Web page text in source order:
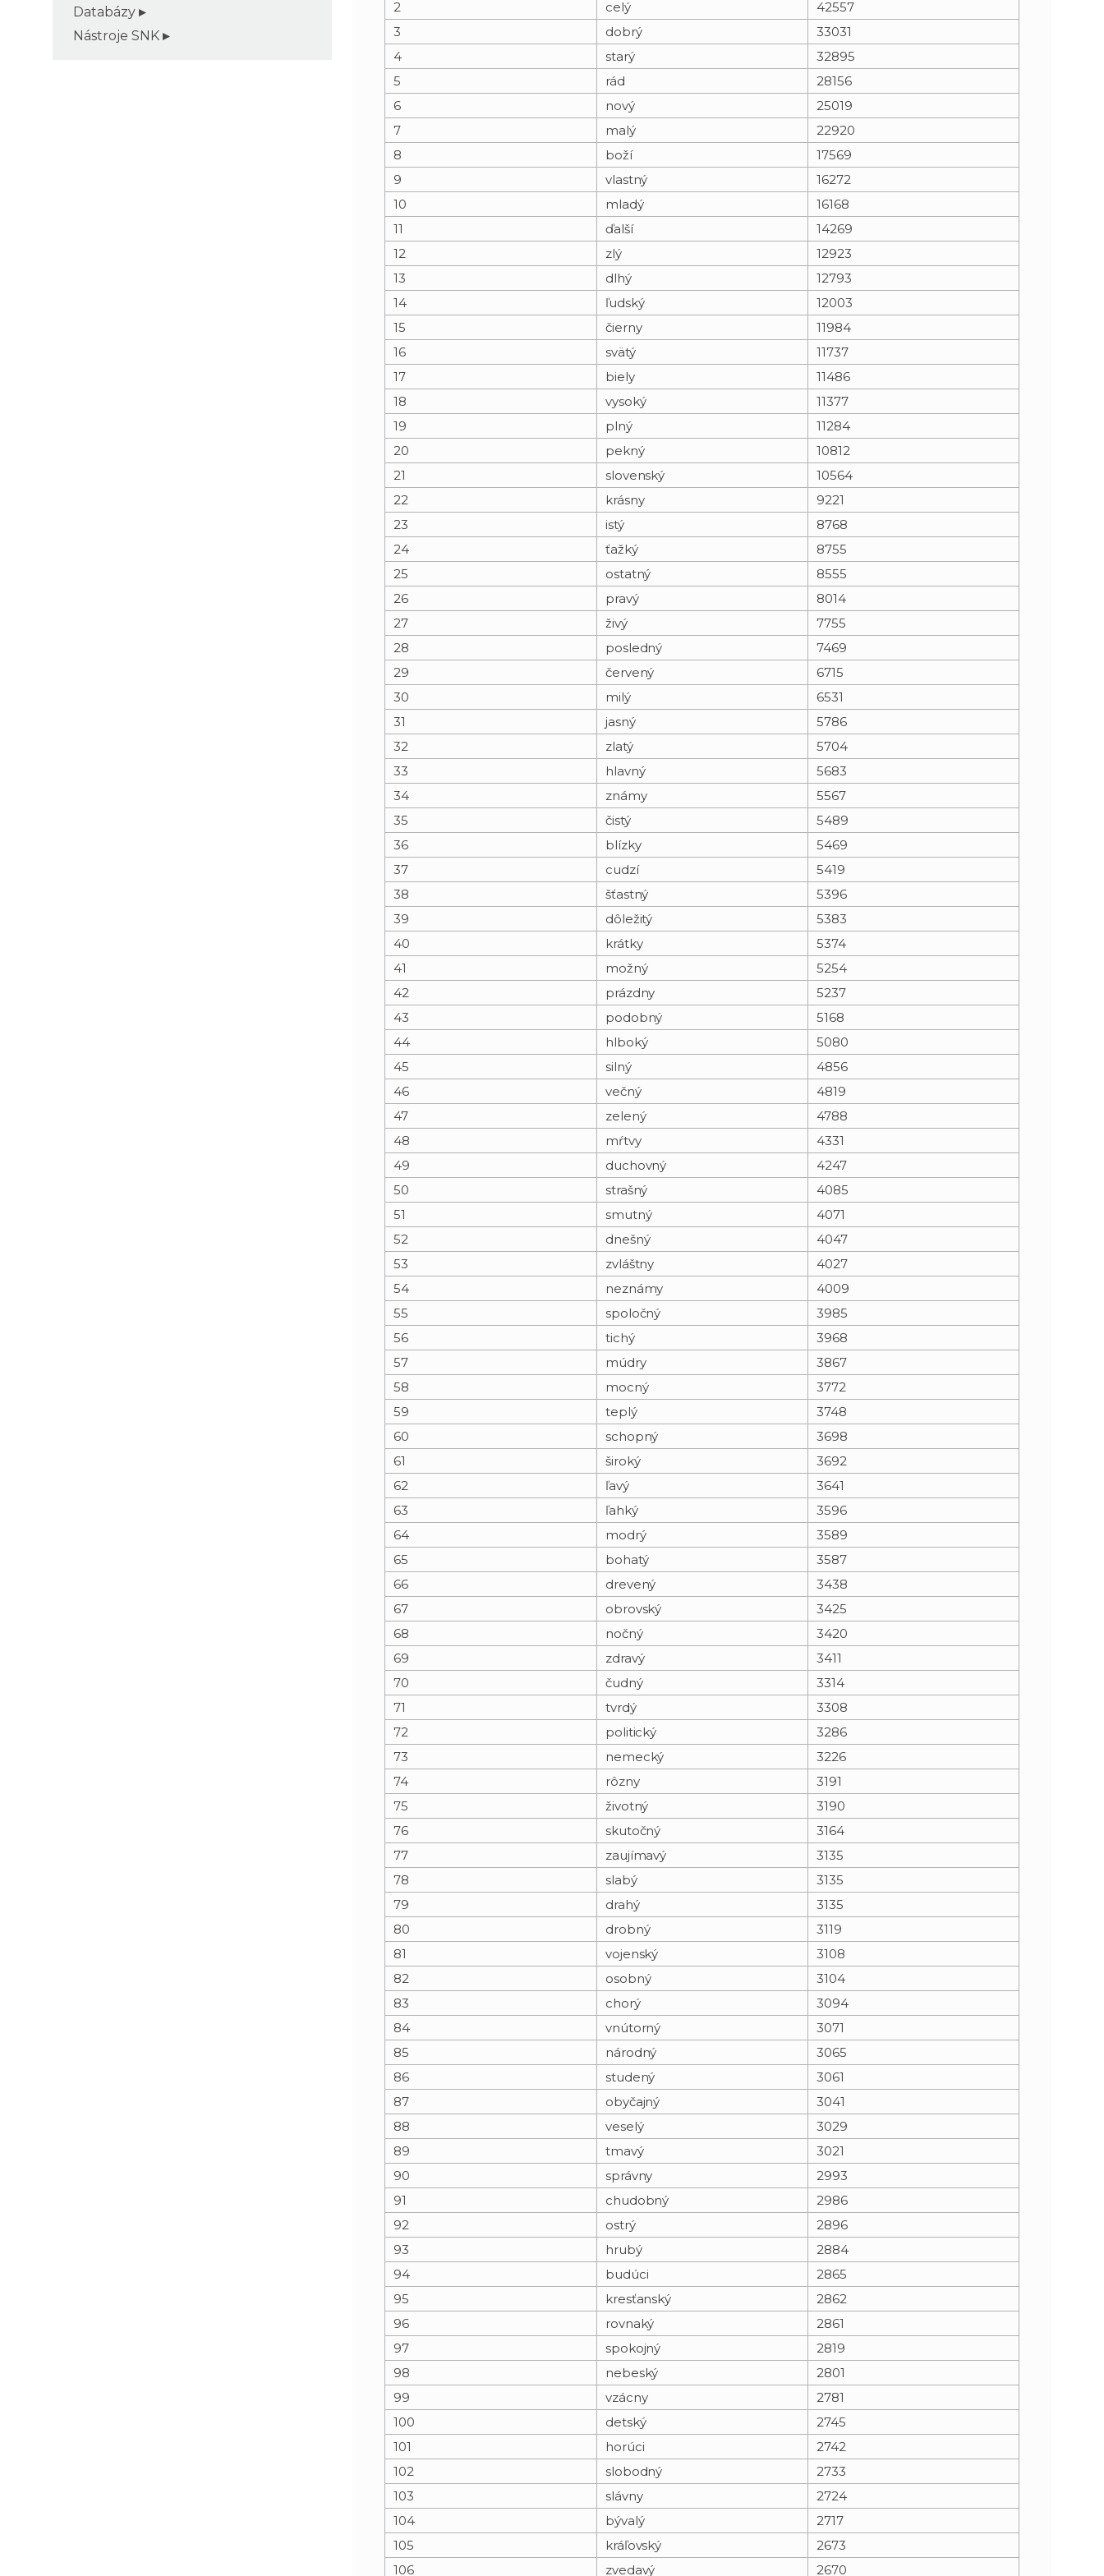
e
t
Databázy
Nástroje SNK
2
celý
42557
3
dobrý
33031
4
starý
32895
5
rád
28156
6
nový
25019
7
malý
22920
8
boží
17569
9
vlastný
16272
10
mladý
16168
11
ďalší
14269
12
zlý
12923
13
dlhý
12793
14
ľudský
12003
15
čierny
11984
16
svätý
11737
17
biely
11486
18
vysoký
11377
19
plný
11284
20
pekný
10812
21
slovenský
10564
22
krásny
9221
23
istý
8768
24
ťažký
8755
25
ostatný
8555
26
pravý
8014
27
živý
7755
28
posledný
7469
29
červený
6715
30
milý
6531
31
jasný
5786
32
zlatý
5704
33
hlavný
5683
34
známy
5567
35
čistý
5489
36
blízky
5469
37
cudzí
5419
38
šťastný
5396
39
dôležitý
5383
40
krátky
5374
41
možný
5254
42
prázdny
5237
43
podobný
5168
44
hlboký
5080
45
silný
4856
46
večný
4819
47
zelený
4788
48
mŕtvy
4331
49
duchovný
4247
50
strašný
4085
51
smutný
4071
52
dnešný
4047
53
zvláštny
4027
54
neznámy
4009
55
spoločný
3985
56
tichý
3968
57
múdry
3867
58
mocný
3772
59
teplý
3748
60
schopný
3698
61
široký
3692
62
ľavý
3641
63
ľahký
3596
64
modrý
3589
65
bohatý
3587
66
drevený
3438
67
obrovský
3425
68
nočný
3420
69
zdravý
3411
70
čudný
3314
71
tvrdý
3308
72
politický
3286
73
nemecký
3226
74
rôzny
3191
75
životný
3190
76
skutočný
3164
77
zaujímavý
3135
78
slabý
3135
79
drahý
3135
80
drobný
3119
81
vojenský
3108
82
osobný
3104
83
chorý
3094
84
vnútorný
3071
85
národný
3065
86
studený
3061
87
obyčajný
3041
88
veselý
3029
89
tmavý
3021
90
správny
2993
91
chudobný
2986
92
ostrý
2896
93
hrubý
2884
94
budúci
2865
95
kresťanský
2862
96
rovnaký
2861
97
spokojný
2819
98
nebeský
2801
99
vzácny
2781
100
detský
2745
101
horúci
2742
102
slobodný
2733
103
slávny
2724
104
bývalý
2717
105
kráľovský
2673
106
zvedavý 2670